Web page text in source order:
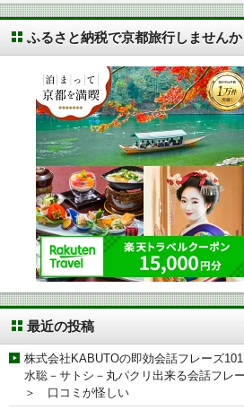
ふるさと納税で京都旅行しませんか
最近の投稿
株式会社KABUTOの即効会話フレーズ101
水聡－サトシ－丸パクリ出来る会話フレ
＞ 口コミが怪しい